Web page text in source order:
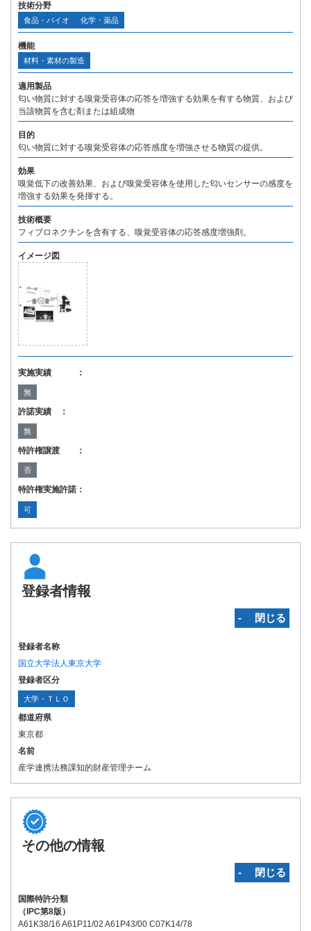
技術分野
食品・バイオ 化学・薬品
機能
材料・素材の製造
適用製品
匂い物質に対する嗅覚受容体の応答を増強する効果を有する物質、および
当該物質を含む剤または組成物
目的
匂い物質に対する嗅覚受容体の応答感度を増強させる物質の提供。
効果
嗅覚低下の改善効果、および嗅覚受容体を使用した匂いセンサーの感度を
増強する効果を発揮する。
技術概要
フィブロネクチンを含有する、嗅覚受容体の応答感度増強剤。
イメージ図
実施実績 ：
無
許諾実績 ：
無
特許権譲渡 ：
否
特許権実施許諾：
可
登録者情報
‐ 閉じる
登録者名称
国立大学法人東京大学
登録者区分
大学・ＴＬＯ
都道府県
東京都
名前
産学連携法務課知的財産管理チーム
その他の情報
‐ 閉じる
国際特許分類
（IPC第8版）
A61K38/16 A61P11/02 A61P43/00 C07K14/78